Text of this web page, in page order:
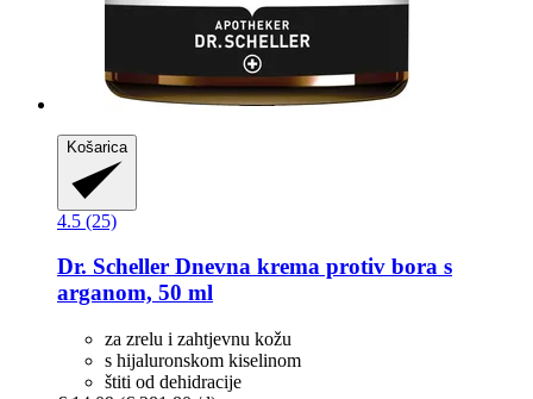
Košarica
4.5 (25)
Dr. Scheller Dnevna krema protiv bora s
arganom, 50 ml
za zrelu i zahtjevnu kožu
s hijaluronskom kiselinom
štiti od dehidracije